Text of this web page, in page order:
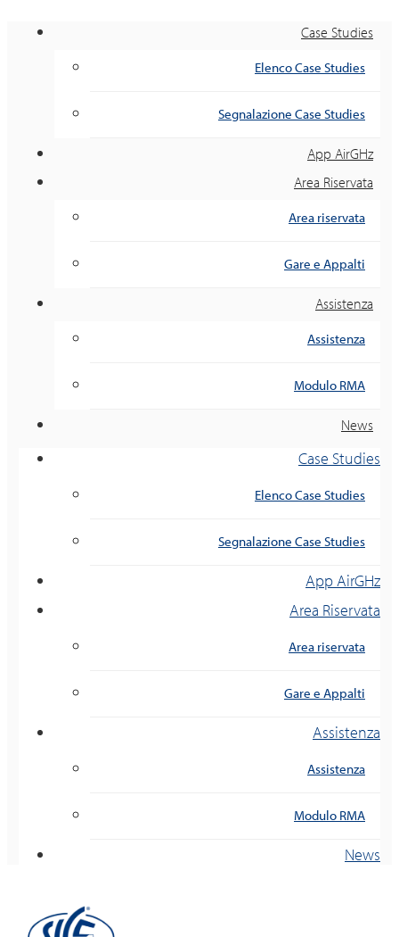
Case Studies
Elenco Case Studies
Segnalazione Case Studies
App AirGHz
Area Riservata
Area riservata
Gare e Appalti
Assistenza
Assistenza
Modulo RMA
News
Case Studies
Elenco Case Studies
Segnalazione Case Studies
App AirGHz
Area Riservata
Area riservata
Gare e Appalti
Assistenza
Assistenza
Modulo RMA
News